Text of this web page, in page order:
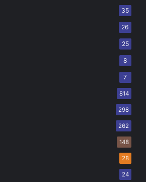
35
26
25
8
7
814
298
262
148
28
24